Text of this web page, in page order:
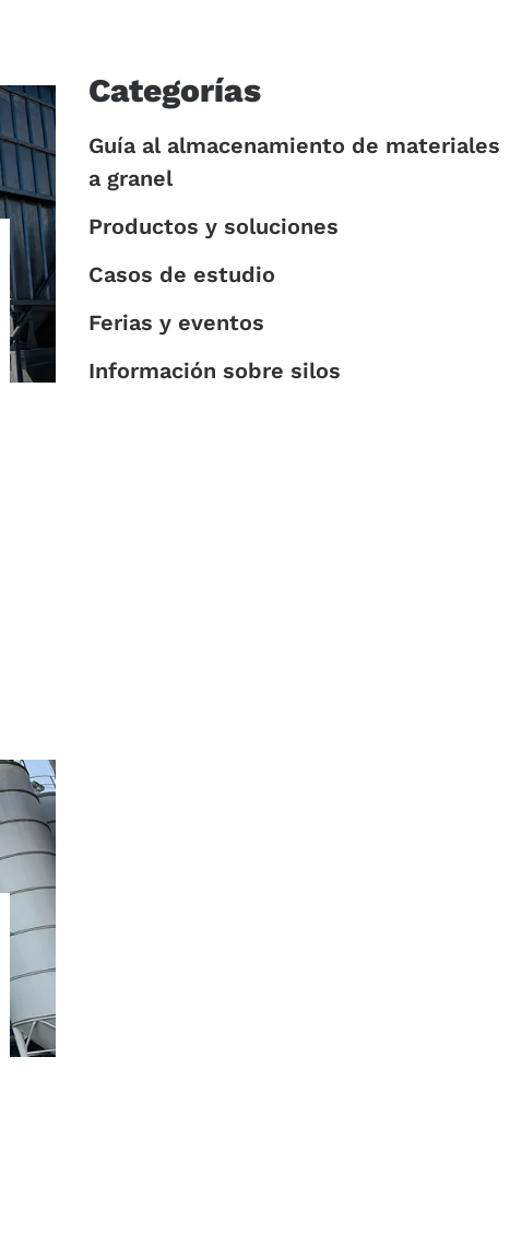
Categorías
Guía al almacenamiento de materiales
a granel
Productos y soluciones
Casos de estudio
Ferias y eventos
Información sobre silos